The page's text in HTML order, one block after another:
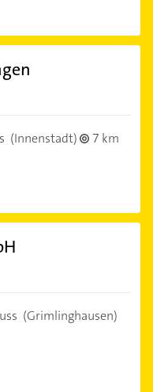
(Innenstadt)
7 km
(Grimlinghausen)